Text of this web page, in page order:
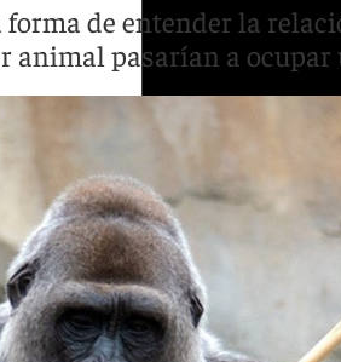
de entender la
animal pasarían a